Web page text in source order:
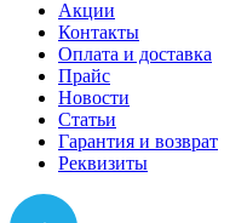
Акции
Контакты
Оплата и доставка
Прайс
Новости
Статьи
Гарантия и возврат
Реквизиты